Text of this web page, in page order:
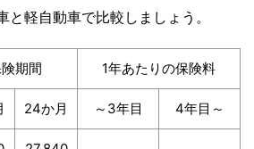
と軽自動車で比較しましょう。
期間 1年あたりの保険料
24か月 ～3年目 4年目～